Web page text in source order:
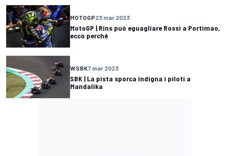
MOTOGP23 mar 2023
MotoGP | Rins può eguagliare Rossi a Portimao,
ecco perché
WSBK7 mar 2023
SBK | La pista sporca indigna i piloti a
Mandalika